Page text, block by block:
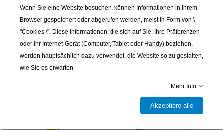
PLASTIMO
Kugelförmige Ballonboje gelb
PLASTIMO
Kugelförmige Schaukelboje
gelb
99,00 CHF
Wenn Sie eine Website besuchen, können Informationen in Ihrem
Browser gespeichert oder abgerufen werden, meist in Form von \
"Cookies \". Diese Informationen, die sich auf Sie, Ihre Präferenzen
oder Ihr Internet-Gerät (Computer, Tablet oder Handy) beziehen,
werden hauptsächlich dazu verwendet, die Website so zu gestalten,
wie Sie es erwarten.
Mehr Info
Akzeptiere alle